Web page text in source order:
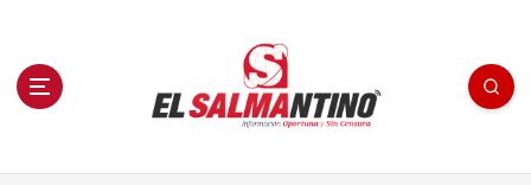
n El Salmantino - medios/noticias/editorial